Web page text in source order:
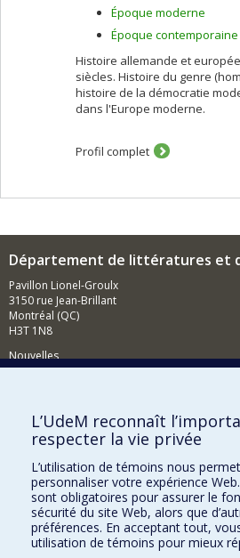
Époque moderne
Époque contemporaine
Histoire allemande et
siècles. Histoire du genre
histoire de la démocratie
dans l'Europe moderne.
Profil complet
Département de littératures et
Pavillon Lionel-Groulx
3150 rue Jean-Brillant
Montréal (QC)
H3T 1N8
Nouvelles
Comment soutenir le Département?
BESOIN D'AIDE?
Plan du site
Signaler une erreur
Accessibilité
FACULTÉ DES ARTS ET DES SCIENCES
L’UdeM reconnaît
respecter la vie privée
L’utilisation de témoins nous
personnaliser votre expérience
sont obligatoires pour assurer le
sécurité du site Web, alors que
préférences. En acceptant tout,
utilisation de témoins pour mieux